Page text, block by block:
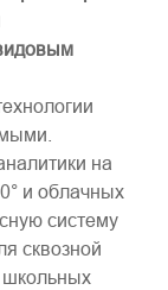
на
и облачных
систему
сквозной
школьных